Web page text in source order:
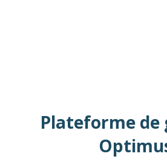
Plateforme de